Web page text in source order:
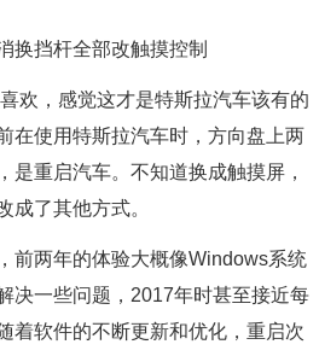
欢，感觉这才是特斯拉汽车该有的
在使用特斯拉汽车时，方向盘上两
是重启汽车。不知道换成触摸屏，
成了其他方式。
前两年的体验大概像Windows系统
决一些问题，2017年时甚至接近每
着软件的不断更新和优化，重启次